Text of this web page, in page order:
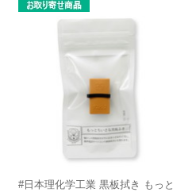
#日本理化学工業 黒板拭き もっと